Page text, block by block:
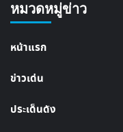
หมวดหมู่ข่าว
หน้าแรก
ข่าวเด่น
ประเด็นดัง